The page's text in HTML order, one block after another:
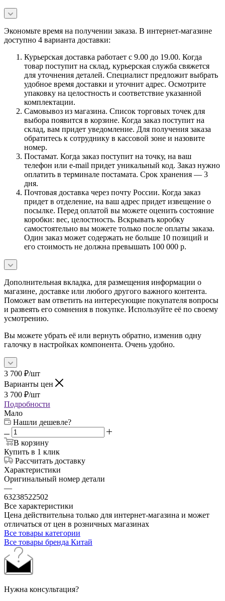
Экономьте время на получении заказа. В интернет-магазине
доступно 4 варианта доставки:
Курьерская доставка работает с 9.00 до 19.00. Когда
товар поступит на склад, курьерская служба свяжется
для уточнения деталей. Специалист предложит выбрать
удобное время доставки и уточнит адрес. Осмотрите
упаковку на целостность и соответствие указанной
комплектации.
Самовывоз из магазина. Список торговых точек для
выбора появится в корзине. Когда заказ поступит на
склад, вам придет уведомление. Для получения заказа
обратитесь к сотруднику в кассовой зоне и назовите
номер.
Постамат. Когда заказ поступит на точку, на ваш
телефон или e-mail придет уникальный код. Заказ нужно
оплатить в терминале постамата. Срок хранения — 3
дня.
Почтовая доставка через почту России. Когда заказ
придет в отделение, на ваш адрес придет извещение о
посылке. Перед оплатой вы можете оценить состояние
коробки: вес, целостность. Вскрывать коробку
самостоятельно вы можете только после оплаты заказа.
Один заказ может содержать не больше 10 позиций и
его стоимость не должна превышать 100 000 р.
Дополнительная вкладка, для размещения информации о
магазине, доставке или любого другого важного контента.
Поможет вам ответить на интересующие покупателя вопросы
и развеять его сомнения в покупке. Используйте её по своему
усмотрению.
Вы можете убрать её или вернуть обратно, изменив одну
галочку в настройках компонента. Очень удобно.
3 700 ₽/шт
Варианты цен
3 700 ₽/шт
Подробности
Мало
Нашли дешевле?
В корзину
Купить в 1 клик
Рассчитать доставку
Характеристики
Оригинальный номер детали
—
63238522502
Все характеристики
Цена действительна только для интернет-магазина и может
отличаться от цен в розничных магазинах
Все товары категории
Все товары бренда Китай
Нужна консультация?